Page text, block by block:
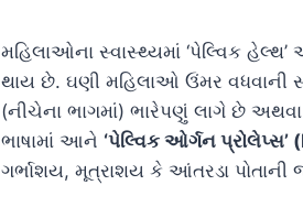
મહિલાઓના સ્વાસ્થ્યમાં ‘પેલ્વિક
થાય છે. ઘણી મહિલાઓ ઉંમર વધવાની
(નીચેના ભાગમાં) ભારેપણું લાગે છે
ભાષામાં આને ‘પેલ્વિક ઓર્ગન
ગર્ભાશય, મૂત્રાશય કે આંતરડા